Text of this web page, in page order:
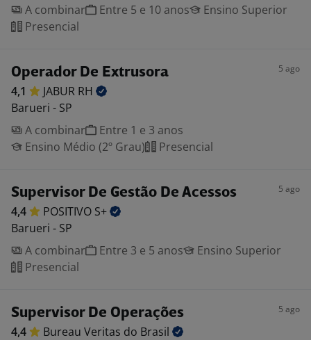
A combinar
Entre 5 e 10 anos
Ensino Superior
Presencial
Operador De Extrusora 5 ago
4,1 JABUR RH
Barueri - SP
A combinar
Entre 1 e 3 anos
Ensino Médio (2º Grau)
Presencial
Supervisor De Gestão De Acessos 5 ago
4,4 POSITIVO S+
Barueri - SP
A combinar
Entre 3 e 5 anos
Ensino Superior
Presencial
Supervisor De Operações 5 ago
4,4 Bureau Veritas do Brasil